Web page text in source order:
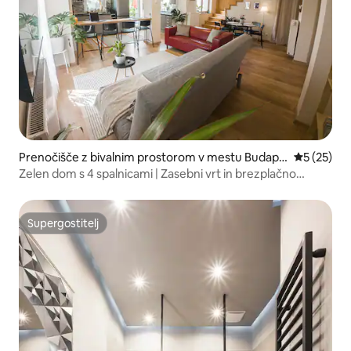
Prenočišče z bivalnim prostorom v mestu Budape
st
5 (25)
Zelen dom s 4 spalnicami | Zasebni vrt in brezplačno
Supergostitelj
Supergostitelj